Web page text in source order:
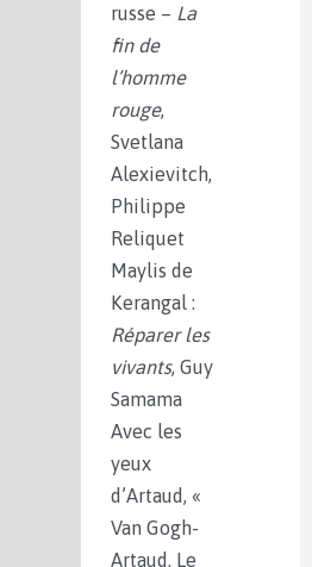
russe – La
fin de
l’homme
rouge,
Svetlana
Alexievitch,
Philippe
Reliquet
Maylis de
Kerangal :
Réparer les
vivants, Guy
Samama
Avec les
yeux
d’Artaud, «
Van Gogh-
Artaud. Le